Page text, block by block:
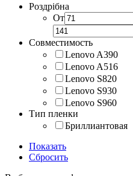
Роздрібна
От
Совместимость
Lenovo A390
Lenovo A516
Lenovo S820
Lenovo S930
Lenovo S960
Тип пленки
Бриллиантовая
Показать
Сбросить